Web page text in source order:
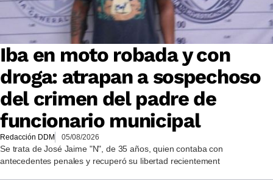
Iba en moto robada y con
droga: atrapan a sospechoso
del crimen del padre de
funcionario municipal
Redacción DDM 05/08/2026
Se trata de José Jaime "N", de 35 años, quien contaba con
antecedentes penales y recuperó su libertad recientement